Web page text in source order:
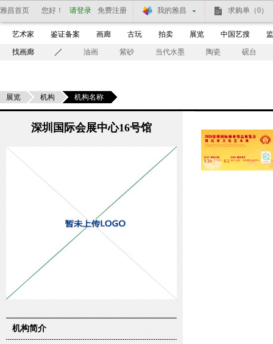
雅昌首页 您好！ 请登录 免费注册 我的雅昌 求购单 （0）
艺术家 鉴证备案 画廊 古玩 拍卖 展览 中国艺搜
找画廊 油画 紫砂 当代水墨 陶瓷 砚台
展览 机构 机构名称
深圳国际会展中心16号馆
机构简介